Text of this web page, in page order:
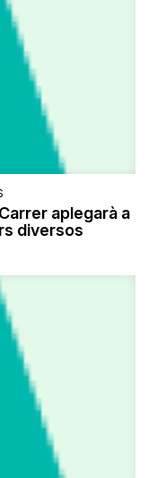
aplegarà a
diversos